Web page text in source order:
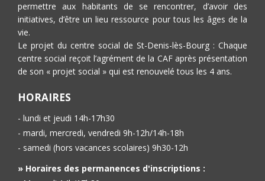
permettre aux habitants de se rencontrer, d’avoir des
initiatives, d’être un lieu ressource pour tous les âges de la
vie.
Le projet du centre social de St-Denis-lès-Bourg : Chaque
centre social reçoit l’agrément de la CAF après présentation
de son « projet social » qui est renouvelé tous les 4 ans.
HORAIRES
- lundi et jeudi 14h-17h30
- mardi, mercredi, vendredi 9h-12h/14h-18h
- samedi (hors vacances scolaires) 9h30-12h
» Horaires des permanences d'inscriptions :